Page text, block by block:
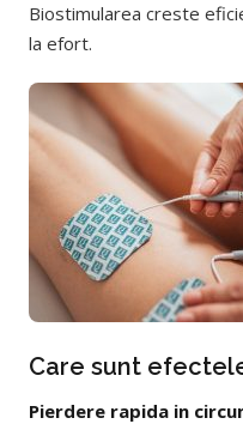
Biostimularea creste
la efort.
Care sunt
Pierdere rapida in